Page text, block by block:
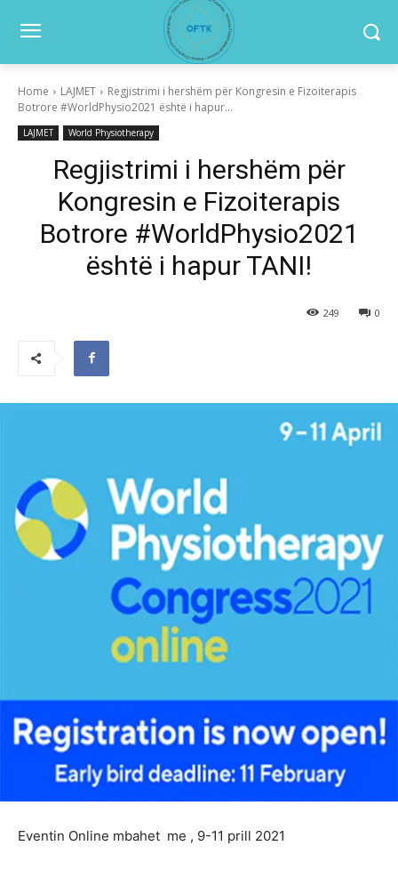
Home LAJMET
Regjistrimi i hershëm për Kongresin e Fizoiterapis
Botrore #WorldPhysio2021 është i hapur...
LAJMET World Physiotherapy
Regjistrimi i hershëm për
Kongresin e Fizoiterapis
Botrore #WorldPhysio2021
është i hapur TANI!
0
249
Eventin Online mbahet me , 9-11 prill 2021